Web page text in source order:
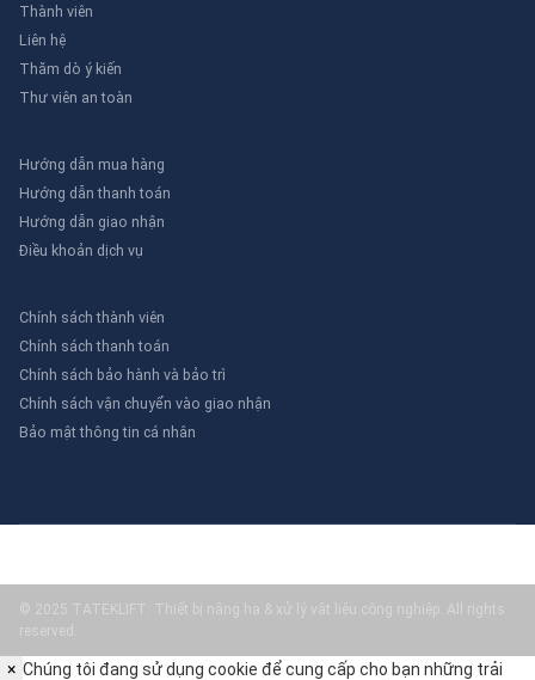
Thành viên
Liên hệ
Thăm dò ý kiến
Thư viên an toàn
Hướng dẫn mua hàng
Hướng dẫn thanh toán
Hướng dẫn giao nhận
Điều khoản dịch vụ
Chính sách thành viên
Chính sách thanh toán
Chính sách bảo hành và bảo trì
Chính sách vận chuyển vào giao nhận
Bảo mật thông tin cá nhân
© 2025 TATEKLIFT: Thiết bị nâng hạ & xử lý vật liệu công nghiệp. All rights
reserved.
× Chúng tôi đang sử dụng cookie để cung cấp cho bạn những trải